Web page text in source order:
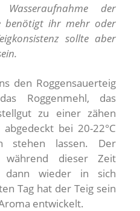
der
benötigt ihr mehr oder
sollte aber
den Roggensauerteig
Roggenmehl, das
zu einer zähen
bei 20-22°C
stehen lassen. Der
dieser Zeit
wieder in sich
Tag hat der Teig sein
entwickelt.